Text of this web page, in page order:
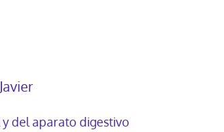
y del aparato digestivo